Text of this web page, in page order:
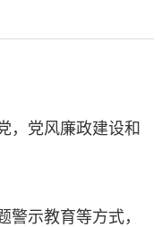
，党风廉政建设和
示教育等方式，